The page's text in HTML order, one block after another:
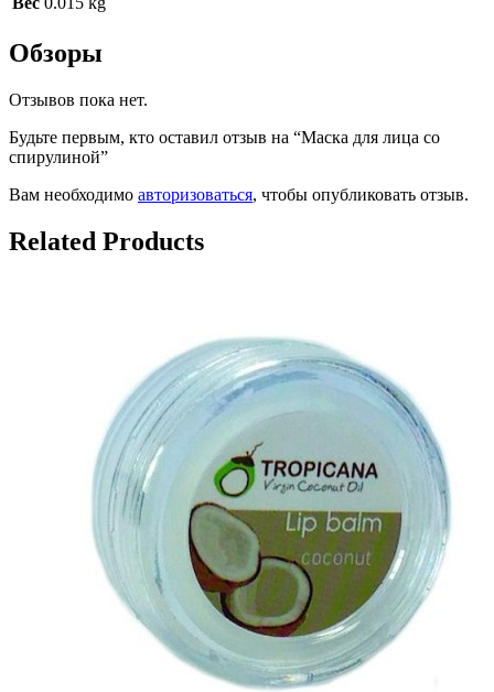
Обзоры
Отзывов пока нет.
Будьте первым, кто оставил отзыв на “Маска для лица со
спирулиной”
Вам необходимо авторизоваться, чтобы опубликовать отзыв.
Related Products